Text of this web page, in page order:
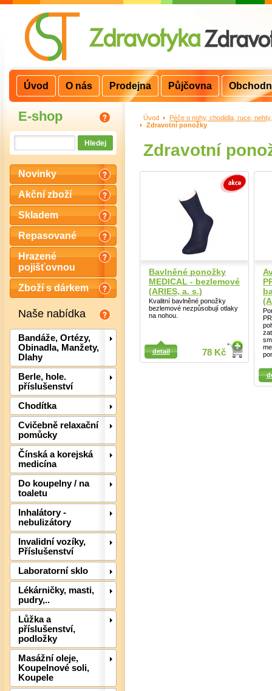
E-shop
Novinky
Akční zboží
Skladem
Repasované
Hrazené
pojišťovnou
Zboží s dárkem
Naše nabídka
Bandáže, Ortézy,
Obinadla, Manžety,
Dlahy
Berle, hole.
příslušenství
Chodítka
Cvičebně relaxační
pomůcky
Čínská a korejská
medicína
Do koupelny / na
toaletu
Inhalátory -
nebulizátory
Invalidní vozíky,
Příslušenství
Laboratorní sklo
Lékárničky, masti,
pudry,..
Lůžka a
příslušenství,
podložky
Masážní oleje,
Koupelnové soli,
Koupele
Úvod >
Péče o nohy, chodidla, ruce,
Zdravotní ponožky
Zdravotní
Bavlněné ponožky
MEDICAL - bezlemové
(ARIES, a. s.)
Kvalitní bavlněné ponožky
bezlemové nezpůsobují otlaky
na nohou.
78 Kč
detail
Detail
Úvod O nás Prodejna Půjčovna